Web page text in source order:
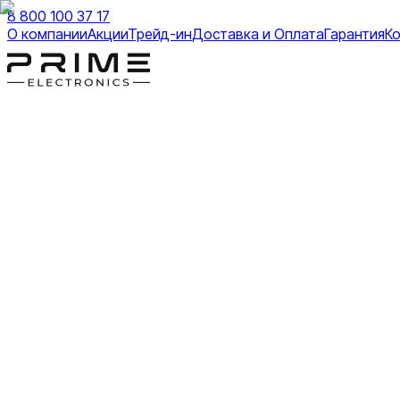
8 800 100 37 17
О компанииАкцииТрейд-инДоставка и ОплатаГарантия